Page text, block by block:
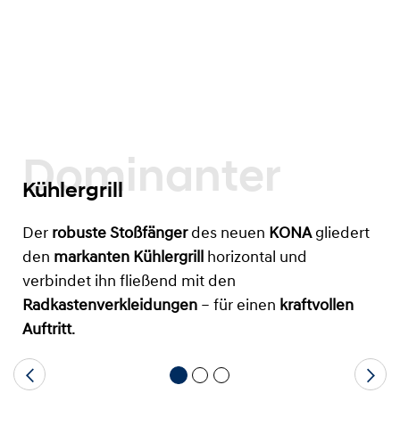
Dominanter
Kühlergrill
Der robuste Stoßfängerdes neuen KONAgliedert
den markanten Kühlergrill horizontal und
verbindet ihn fließend mit den
Radkastenverkleidungen – für einen kraftvollen
Auftritt.